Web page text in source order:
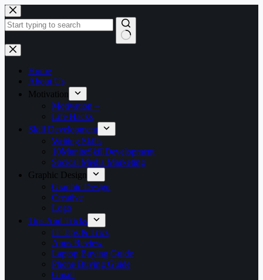
Skip
to
content
No
results
Home
About Us
Motivation
Motivation –
Life Hacks
Skill Development
Writing Skills
10MuniteSkillDevelopment
Socical Media Marketing
Graphic Design
Graphic Design
Creative
Logo
Tips And Tricks
IT Tips & Trics
Apps Review
Laptop Buying Guide
Phone Buying Guide
Gmail